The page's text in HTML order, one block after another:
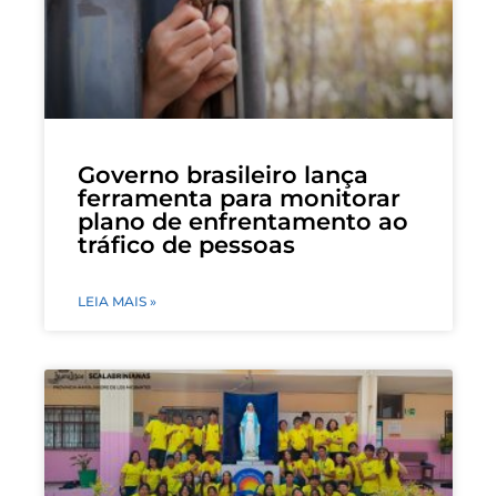
Governo brasileiro lança
ferramenta para monitorar
plano de enfrentamento ao
tráfico de pessoas
LEIA MAIS »